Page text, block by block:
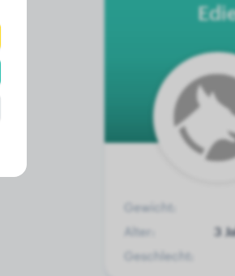
Gewicht:
Alter:
3
Geschlecht: